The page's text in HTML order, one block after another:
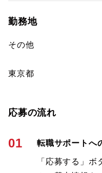
勤務地
その他
東京都
応募の流れ
01 転職サポートへ
「応募する」